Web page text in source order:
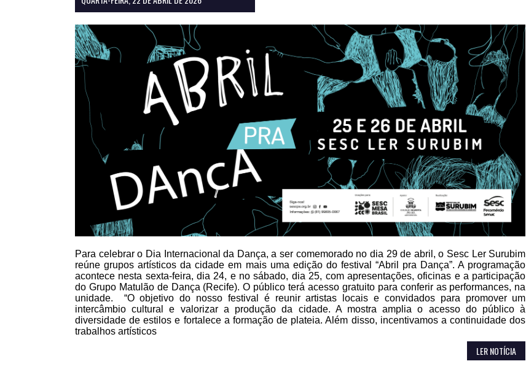
Para celebrar o Dia Internacional da Dança, a ser comemorado no dia 29 de abril, o Sesc Ler Surubim
reúne grupos artísticos da cidade em mais uma edição do festival “Abril pra Dança”. A programação
acontece nesta sexta-feira, dia 24, e no sábado, dia 25, com apresentações, oficinas e a participação
do Grupo Matulão de Dança (Recife). O público terá acesso gratuito para conferir as performances, na
unidade. “O objetivo do nosso festival é reunir artistas locais e convidados para promover um
intercâmbio cultural e valorizar a produção da cidade. A mostra amplia o acesso do público à
diversidade de estilos e fortalece a formação de plateia. Além disso, incentivamos a continuidade dos
trabalhos artísticos
LER NOTÍCIA